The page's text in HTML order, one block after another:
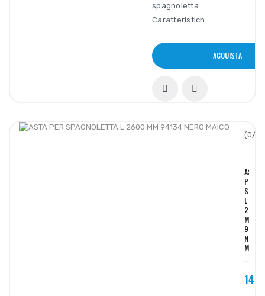
spagnoletta.
Caratteristich..
ACQUISTA
(0/5):
ASTA
PER
L
2600
MM
94134
NERO
MAICO